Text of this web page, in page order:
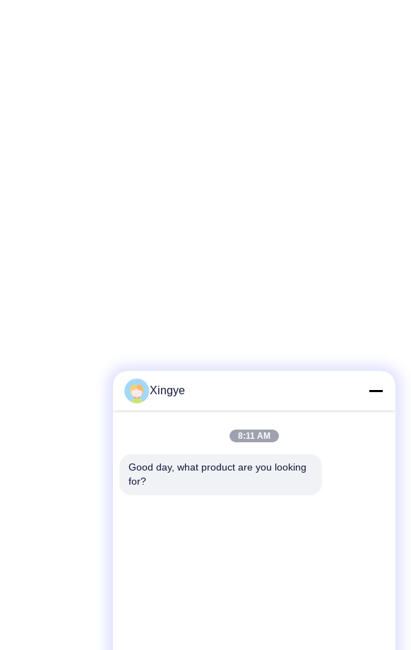
Xingye
8:11 AM
Good day, what product are you looking
for?